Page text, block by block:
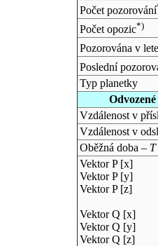
Počet pozorování
Počet opozic*)
Pozorována v
Poslední
Typ planetky
Vzdálenost v
Vzdálenost v
Oběžná doba – T
Vektor P [x]
Vektor P [y]
Vektor P [z]
Vektor Q [x]
Vektor Q [y]
Vektor Q [z]